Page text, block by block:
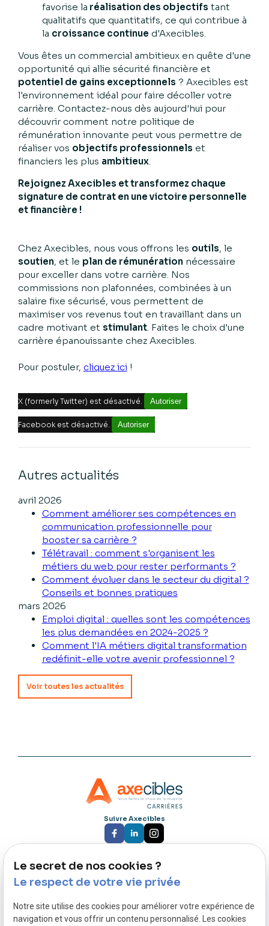
favorise la réalisation des objectifs tant
qualitatifs que quantitatifs, ce qui contribue à
la croissance continue d'Axecibles.
Vous êtes un commercial ambitieux en quête d'une
opportunité qui allie sécurité financière et
potentiel de gains exceptionnels ? Axecibles est
l'environnement idéal pour faire décoller votre
carrière. Contactez-nous dès aujourd'hui pour
découvrir comment notre politique de
rémunération innovante peut vous permettre de
réaliser vos objectifs professionnels et
financiers les plus ambitieux
Rejoignez Axecibles et transformez chaque
signature de contrat en une victoire personnelle
et financière !
Chez Axecibles, nous vous offrons les outils, le
soutien, et le plan de rémunération nécessaire
pour exceller dans votre carrière. Nos
commissions non plafonnées, combinées à un
salaire fixe sécurisé, vous permettent de
maximiser vos revenus tout en travaillant dans un
cadre motivant et stimulant. Faites le choix d'une
carrière épanouissante chez Axecibles.
Pour postuler, cliquez ici !
X (formerly Twitter) est désactivé. Autoriser
Facebook est désactivé. Autoriser
Autres actualités
avril 2026
Comment améliorer ses compétences en
communication professionnelle pour
booster sa carrière ?
Télétravail : comment s'organisent les
métiers du web pour rester performants ?
Comment évoluer dans le secteur du digital ?
Conseils et bonnes pratiques
mars 2026
Emploi digital : quelles sont les compétences
les plus demandées en 2024-2025 ?
Comment l'IA métiers digital transformation
redéfinit-elle votre avenir professionnel ?
Voir toutes les actualités
Suivre Axecibles
Nous rejoindre :
87 rue du Molinel
Le secret de nos cookies ?
Le respect de votre vie privée
Notre site utilise des cookies pour améliorer votre expérience de
navigation et vous offrir un contenu personnalisé. Les cookies